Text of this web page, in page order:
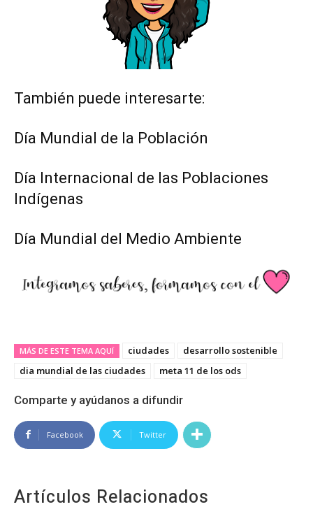
También puede interesarte:
Día Mundial de la Población
Día Internacional de las Poblaciones
Indígenas
Día Mundial del Medio Ambiente
MÁS DE ESTE TEMA AQUÏ ciudades
desarrollo sostenible
dia mundial de las ciudades
meta 11 de los ods
Comparte y ayúdanos a difundir
Facebook Twitter
Artículos Relacionados